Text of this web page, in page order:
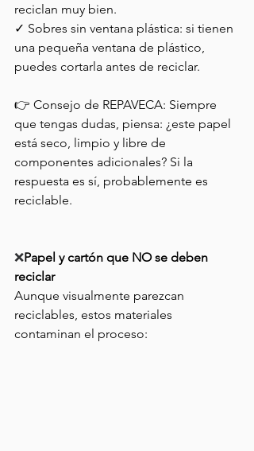
reciclan muy bien.
✓ Sobres sin ventana plástica: si tienen
una pequeña ventana de plástico,
puedes cortarla antes de reciclar.
👉 Consejo de REPAVECA: Siempre
que tengas dudas, piensa: ¿este papel
está seco, limpio y libre de
componentes adicionales? Si la
respuesta es sí, probablemente es
reciclable.
❌Papel y cartón que NO se deben
reciclar
Aunque visualmente parezcan
reciclables, estos materiales
contaminan el proceso: